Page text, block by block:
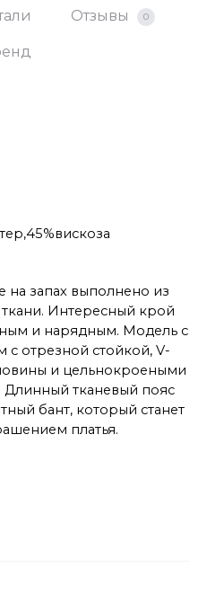
Отзывы 0
на запах выполнено из
Интересный крой
и нарядным. Модель с
отрезной стойкой, V-
и цельнокроеными
Длинный тканевый пояс
бант, который станет
платья.